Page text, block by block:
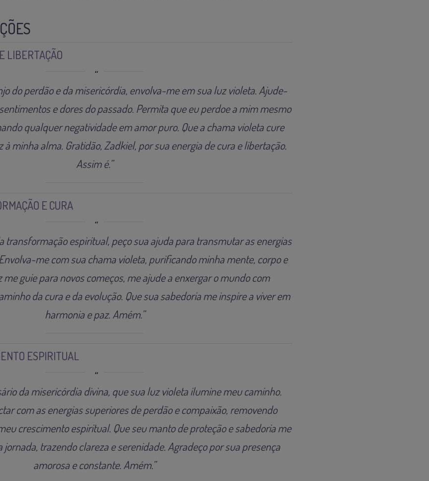
LIBERTAÇÃO
do perdão e da misericórdia, envolva-me em sua luz violeta. Ajude-
e dores do passado. Permita que eu perdoe a mim mesmo
qualquer negatividade em amor puro. Que a chama violeta cure
à minha alma. Gratidão, Zadkiel, por sua energia de cura e libertação.
Assim é.”
E CURA
transformação espiritual, peço sua ajuda para transmutar as energias
me com sua chama violeta, purificando minha mente, corpo e
me guie para novos começos, me ajude a enxergar o mundo com
da cura e da evolução. Que sua sabedoria me inspire a viver em
harmonia e paz. Amém.”
ESPIRITUAL
da misericórdia divina, que sua luz violeta ilumine meu caminho.
com as energias superiores de perdão e compaixão, removendo
crescimento espiritual. Que seu manto de proteção e sabedoria me
trazendo clareza e serenidade. Agradeço por sua presença
amorosa e constante. Amém.”